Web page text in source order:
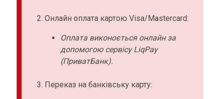
Онлайн оплата картою Visa/Mastercard:
Оплата виконоється онлайн за
допомогою сервісу LiqPay
(ПриватБанк).
Переказ на банківську карту: